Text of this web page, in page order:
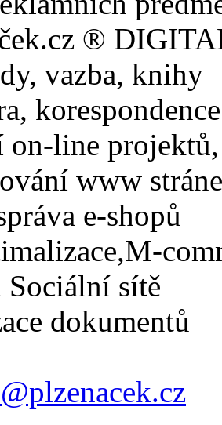
®
vazba, knihy
korespondence
on-line projektů,
www
e-shopů
Sociální sítě
dokumentů